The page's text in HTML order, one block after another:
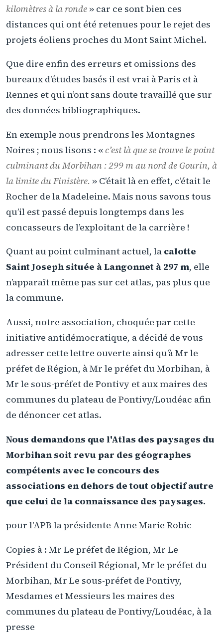
kilomètres à la ronde » car ce sont bien ces
distances qui ont été retenues pour le rejet des
projets éoliens proches du Mont Saint Michel.
Que dire enfin des erreurs et omissions des
bureaux d’études basés il est vrai à Paris et à
Rennes et qui n’ont sans doute travaillé que sur
des données bibliographiques.
En exemple nous prendrons les Montagnes
Noires ; nous lisons : « c’est là que se trouve le point
culminant du Morbihan : 299 m au nord de Gourin, à
la limite du Finistère. » C’était là en effet, c’était le
Rocher de la Madeleine. Mais nous savons tous
qu’il est passé depuis longtemps dans les
concasseurs de l’exploitant de la carrière !
Quant au point culminant actuel, la calotte
Saint Joseph située à Langonnet à 297 m, elle
n’apparaît même pas sur cet atlas, pas plus que
la commune.
Aussi, notre association, choquée par cette
initiative antidémocratique, a décidé de vous
adresser cette lettre ouverte ainsi qu’à Mr le
préfet de Région, à Mr le préfet du Morbihan, à
Mr le sous-préfet de Pontivy et aux maires des
communes du plateau de Pontivy/Loudéac afin
de dénoncer cet atlas.
Nous demandons que l'Atlas des paysages du
Morbihan soit revu par des géographes
compétents avec le concours des
associations en dehors de tout objectif autre
que celui de la connaissance des paysages.
pour l'APB la présidente Anne Marie Robic
Copies à : Mr Le préfet de Région, Mr Le
Président du Conseil Régional, Mr le préfet du
Morbihan, Mr Le sous-préfet de Pontivy,
Mesdames et Messieurs les maires des
communes du plateau de Pontivy/Loudéac, à la
presse